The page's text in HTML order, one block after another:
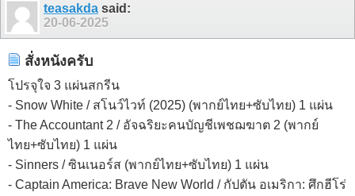
teasakda said:
20-06-2025
สั่งหนังครับ
โปรจุใจ 3 แผ่นสกรีน
- Snow White / สโนว์ไวท์ (2025) (พากย์ไทย+ซับไทย) 1 แผ่น
- The Accountant 2 / อัจฉริยะคนบัญชีเพชฌฆาต 2 (พากย์
ไทย+ซับไทย) 1 แผ่น
- Sinners / ซินเนอร์ส (พากย์ไทย+ซับไทย) 1 แผ่น
- Captain America: Brave New World / กัปตัน อเมริกา: ศึกฮีโร่